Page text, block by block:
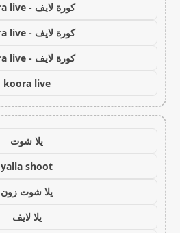
كورة لايف - koora live
كورة لايف - koora live
كورة لايف - koora live
koora live
يلا شوت
yalla shoot
يلا شوت زون
يلا لايف